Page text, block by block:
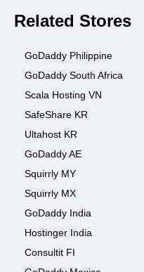
Related Stores
GoDaddy Philippine
GoDaddy South Africa
Scala Hosting VN
SafeShare KR
Ultahost KR
GoDaddy AE
Squirrly MY
Squirrly MX
GoDaddy India
Hostinger India
Consultit FI